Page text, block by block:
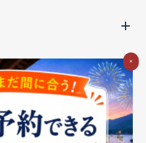
ェブアクセシビリティの取り組み
×